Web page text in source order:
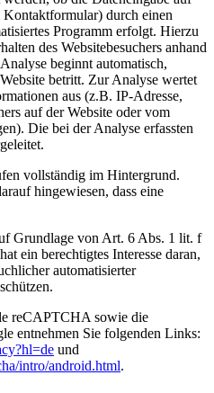
Kontaktformular) durch einen
Programm erfolgt. Hierzu
des Websitebesuchers anhand
beginnt automatisch,
betritt. Zur Analyse wertet
aus (z.B. IP-Adresse,
auf der Website oder vom
Die bei der Analyse erfassten
vollständig im Hintergrund.
hingewiesen, dass eine
Grundlage von Art. 6 Abs. 1 lit. f
ein berechtigtes Interesse daran,
automatisierter
reCAPTCHA sowie die
entnehmen Sie folgenden Links:
und
intro/android.html.